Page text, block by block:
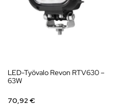
LED-Työvalo Revon RTV630 –
63W
70,92 €